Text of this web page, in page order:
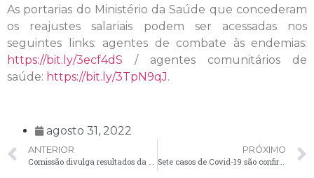
As portarias do Ministério da Saúde que concederam
os reajustes salariais podem ser acessadas nos
seguintes links: agentes de combate às endemias:
https://bit.ly/3ecf4dS / agentes comunitários de
saúde: https://bit.ly/3TpN9qJ.
agosto 31, 2022
ANTERIOR
PRÓXIMO
Sete casos de Covid-19 são confirmados nesta quarta-feira (31)